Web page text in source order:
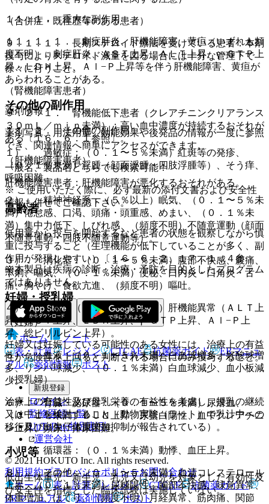
（合併症・既往歴等のある患者）
９．１．１． 長期ステロイド療法を受けている患者：本剤
投与によりステロイド減量を図る場合には十分な管理下で
徐々に行うこと。
（腎機能障害患者）
９．２．１． 腎機能低下患者（クレアチニンクリアランス
３０ｍＬ／ｍｉｎ未満）：高い血中濃度が持続するおそれが
ある〔１６．６．１参照〕。
（肝機能障害患者）
肝機能障害患者：肝機能障害が悪化するおそれがある。
高齢者
低用量から投与を開始するなど患者の状態を観察しながら慎
重に投与すること（生理機能が低下していることが多く、副
作用が発現しやすい）〔１６．６．２、１７．１．４参
照〕。
妊婦・授乳婦
（妊婦）
妊婦又は妊娠している可能性のある女性には、治療上の有益
性が危険性を上回ると判断される場合にのみ投与すること。
（授乳婦）
治療上の有益性及び母乳栄養の有益性を考慮し、授乳の継続
又は中止を検討すること（動物実験（ラット）で乳汁中への
移行及び出生仔体重増加抑制が報告されている）。
小児等
低出生体重児、新生児、乳児又は幼児を対象とした有効性及
び安全性を指標とした臨床試験は実施していない。
１１．１． 重大な副作用
１１．１．１． 劇症肝炎、肝機能障害、黄疸（いずれも頻
度不明）：劇症肝炎、ＡＳＴ上昇、ＡＬＴ上昇、γ−ＧＴＰ上
昇、ＬＤＨ上昇、Ａｌ−Ｐ上昇等を伴う肝機能障害、黄疸が
あらわれることがある。
その他の副作用
１１．２． その他の副作用
１）． 過敏症：（０．１〜５％未満）紅斑等の発疹、
（０．１％未満）浮腫（顔面浮腫・四肢浮腫等）、そう痒、
呼吸困難。
２）． 精神神経系：（５％以上）眠気、（０．１〜５％未
満）倦怠感、口渇、頭痛・頭重感、めまい、（０．１％未
満）集中力低下、しびれ感、（頻度不明）不随意運動（顔面
不随意運動・四肢不随意運動等）。
３）． 消化器：（０．１〜５％未満）腹部不快感、腹痛、
下痢、嘔気、（０．１％未満）便秘、口内炎・口角炎・舌
痛、胸やけ、食欲亢進、（頻度不明）嘔吐。
４）． 肝臓：（０．１〜５％未満）肝機能異常（ＡＬＴ上
昇、ＡＳＴ上昇、ＬＤＨ上昇、γ−ＧＴＰ上昇、Ａｌ−Ｐ上
昇、総ビリルビン上昇）。
５）． 血液：（０．１〜５％未満）白血球増多、好酸球増
多、リンパ球減少、（０．１％未満）白血球減少、血小板減
少。
６）． 腎臓・泌尿器：（０．１〜５％未満）尿潜血、
（０．１％未満）ＢＵＮ上昇、尿蛋白陽性、血中クレアチニ
ン上昇、頻尿、排尿困難。
７）． 循環器：（０．１％未満）動悸、血圧上昇。
８）． その他：（０．１〜５％未満）血清コレステロール
上昇、（０．１％未満）尿糖陽性、胸部不快感、味覚異常、
体重増加、ほてり、（頻度不明）月経異常、筋肉痛、関節
薬剤情報
薬剤写真、用法用量、効能効果や後発品の情報が一度に参照
でき、関連情報へ簡単にアクセスができます。
一般名、製品名どちらでも検索可能！
※ ご使用いただく際に、必ず最新の添付文書および安全性
情報も併せてご確認下さい。
※本製品は疾病の診断・治療・予防を目的としたプログラム
ではありません。
ホーム
ノート
表・計算
レジメン CTCAE 抗菌薬ガイド
ERマニュ
アル
薬剤情報 ポスト
新規登録
ログイン
監修医師一覧
UpToDate特別割引
運営会社
© 2021 HOKUTO Inc. All rights reserved.
利用規約プライバシーポリシーお問い合わせ
ホーム
表・計算 レジメン CTCAE
抗菌薬ガイド
ERマニュアル
薬剤情報 ポスト